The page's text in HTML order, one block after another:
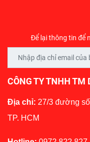
Để lại thông tin để
CÔNG TY TNHH TM
Địa chỉ: 27/3 đường
TP. HCM